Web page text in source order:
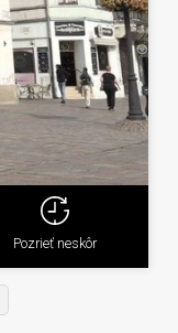
Pozrieť neskôr